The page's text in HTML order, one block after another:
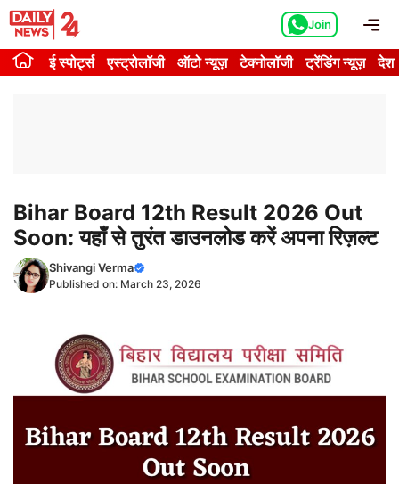
Skip
content
Join
ई स्पोर्ट्स एस्ट्रोलॉजी ऑटो न्यूज़ टेक्नोलॉजी ट्रेंडिंग न्यूज़ देश
Bihar Board 12th Result 2026 Out
Soon: यहाँ से तुरंत डाउनलोड करें अपना रिज़ल्ट
Shivangi Verma
Published on: March 23, 2026